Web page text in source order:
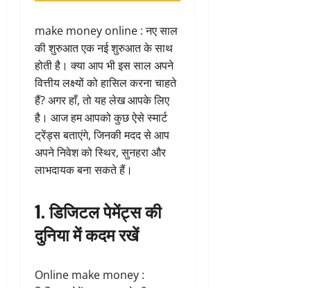
make money online : नए साल
की शुरुआत एक नई शुरुआत के साथ
होती है। क्या आप भी इस साल अपने
वित्तीय लक्ष्यों को हासिल करना चाहते
हैं? अगर हाँ, तो यह लेख आपके लिए
है। आज हम आपको कुछ ऐसे स्मार्ट
ट्रेंड्स बताएंगे, जिनकी मदद से आप
अपने निवेश को स्थिर, सुनहरा और
लाभदायक बना सकते हैं।
1.डिजिटल पेमेंट्स की
दुनिया में कदम रखें
Online make money :